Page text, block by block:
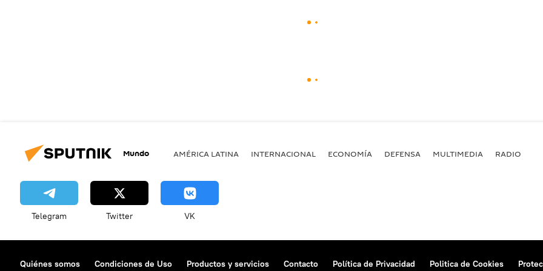
Mundo AMÉRICA LATINA INTERNACIONAL ECONOMÍA DEFENSA MULTIMEDIA RADIO
Telegram Twitter VK
Quiénes somos Condiciones de Uso Productos y servicios Contacto Política de Privacidad Politica de Cookies